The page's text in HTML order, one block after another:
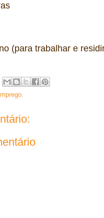
(para trabalhar e